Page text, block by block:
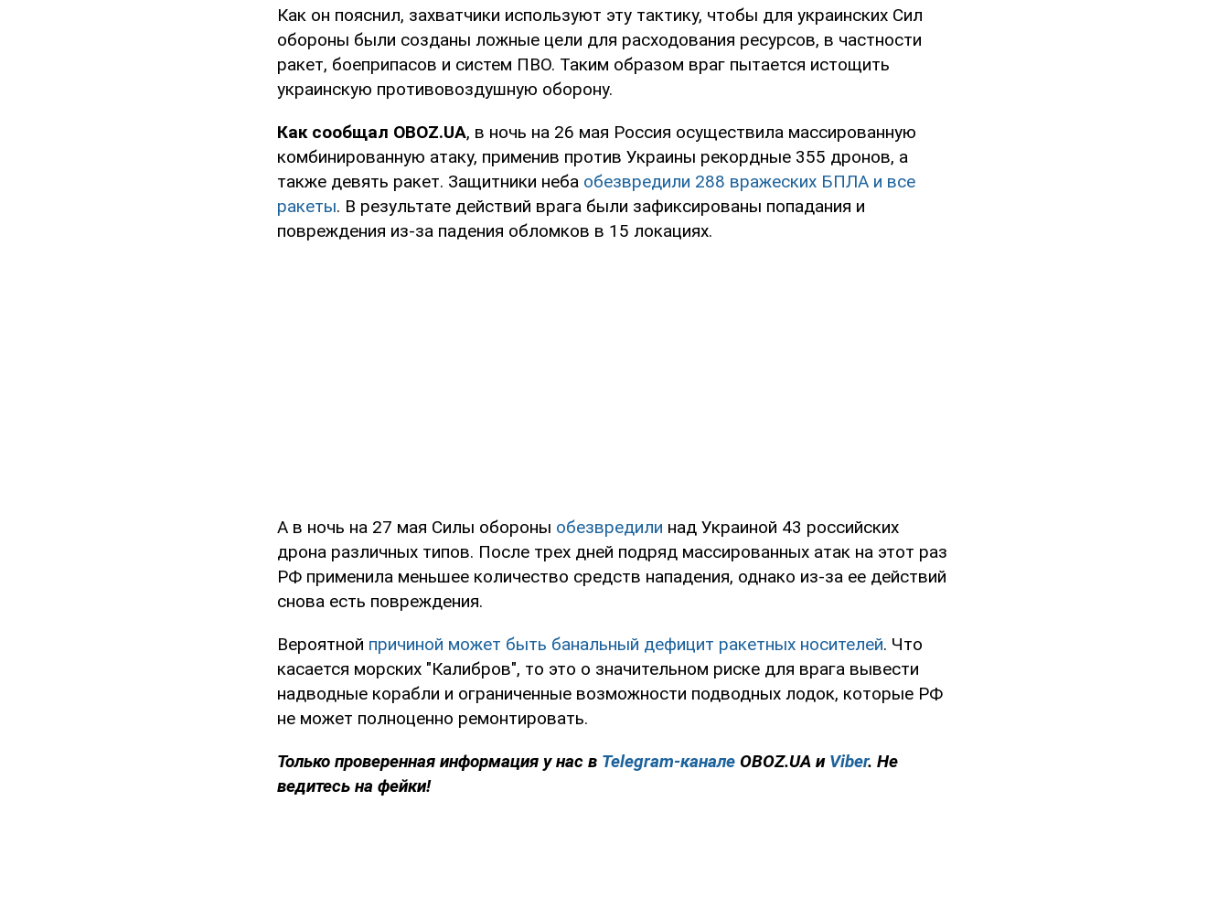
Как он пояснил, захватчики используют эту тактику, чтобы для украинских Сил
обороны были созданы ложные цели для расходования ресурсов, в частности
ракет, боеприпасов и систем ПВО. Таким образом враг пытается истощить
украинскую противовоздушную оборону.
Как сообщал OBOZ.UA, в ночь на 26 мая Россия осуществила массированную
комбинированную атаку, применив против Украины рекордные 355 дронов, а
также девять ракет. Защитники неба обезвредили 288 вражеских БПЛА и все
ракеты. В результате действий врага были зафиксированы попадания и
повреждения из-за падения обломков в 15 локациях.
А в ночь на 27 мая Силы обороны обезвредили над Украиной 43 российских
дрона различных типов. После трех дней подряд массированных атак на этот раз
РФ применила меньшее количество средств нападения, однако из-за ее действий
снова есть повреждения.
Вероятной причиной может быть банальный дефицит ракетных носителей. Что
касается морских "Калибров", то это о значительном риске для врага вывести
надводные корабли и ограниченные возможности подводных лодок, которые РФ
не может полноценно ремонтировать.
Только проверенная информация у нас в Telegram-канале OBOZ.UA и Viber. Не
ведитесь на фейки!